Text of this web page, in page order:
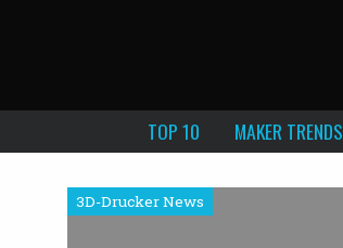
TOP 10 MAKER TRENDS
3D-Drucker News